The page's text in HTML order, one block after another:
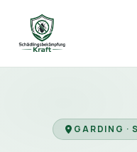
GARDING ·